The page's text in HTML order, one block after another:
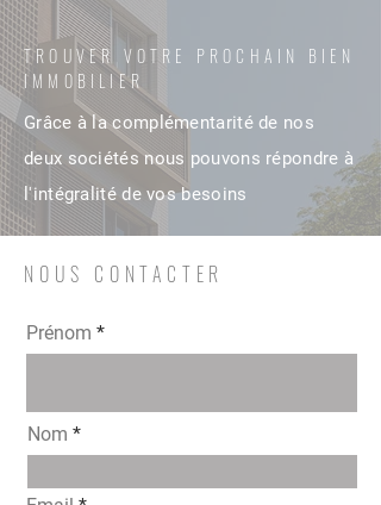
TROUVER VOTRE PROCHAIN BIEN
IMMOBILIER
Grâce à la complémentarité de nos
deux sociétés nous pouvons répondre à
l'intégralité de vos besoins
NOUS CONTACTER
Prénom
Nom